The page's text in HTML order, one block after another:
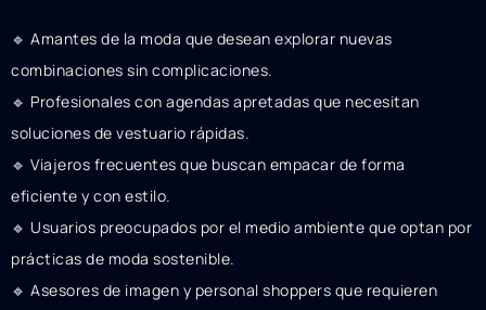
🔹 Amantes de la moda que desean explorar nuevas
combinaciones sin complicaciones.
🔹 Profesionales con agendas apretadas que necesitan
soluciones de vestuario rápidas.
🔹 Viajeros frecuentes que buscan empacar de forma
eficiente y con estilo.
🔹 Usuarios preocupados por el medio ambiente que optan por
prácticas de moda sostenible.
🔹 Asesores de imagen y personal shoppers que requieren